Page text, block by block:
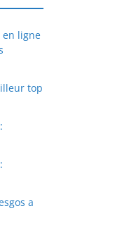
en ligne
top
a